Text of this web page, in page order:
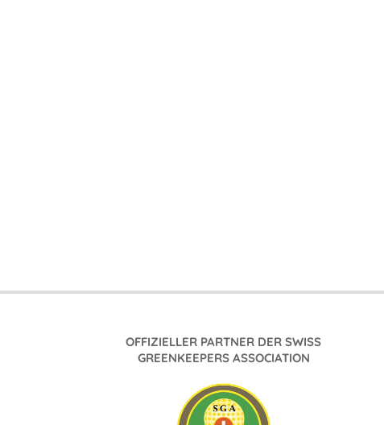
OFFIZIELLER PARTNER DER SWISS
GREENKEEPERS ASSOCIATION